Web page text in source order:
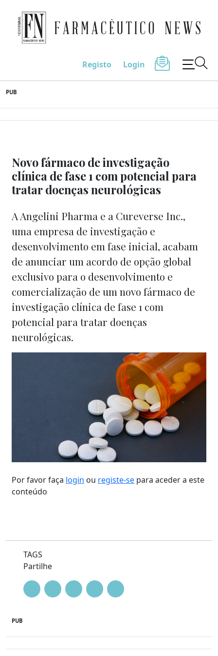
to
content
Farmacêutico News
Registo Login
PUB
Novo fármaco de investigação
clínica de fase 1 com potencial para
tratar doenças neurológicas
A Angelini Pharma e a Cureverse Inc.,
uma empresa de investigação e
desenvolvimento em fase inicial, acabam
de anunciar um acordo de opção global
exclusivo para o desenvolvimento e
comercialização de um novo fármaco de
investigação clínica de fase 1 com
potencial para tratar doenças
neurológicas.
Por favor faça login ou registe-se para aceder a este
conteúdo
TAGS
Partilhe
PUB